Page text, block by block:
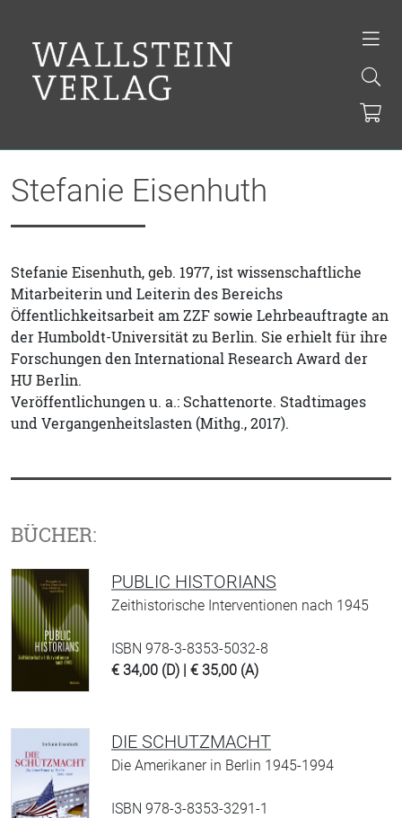
Stefanie Eisenhuth
Stefanie Eisenhuth, geb. 1977, ist wissenschaftliche
Mitarbeiterin und Leiterin des Bereichs
Öffentlichkeitsarbeit am ZZF sowie Lehrbeauftragte an
der Humboldt-Universität zu Berlin. Sie erhielt für ihre
Forschungen den International Research Award der
HU Berlin.
Veröffentlichungen u. a.: Schattenorte. Stadtimages
und Vergangenheitslasten (Mithg., 2017).
BÜCHER:
PUBLIC HISTORIANS
Zeithistorische Interventionen nach 1945
ISBN 978-3-8353-5032-8
€ 34,00 (D) | € 35,00 (A)
DIE SCHUTZMACHT
Die Amerikaner in Berlin 1945-1994
ISBN 978-3-8353-3291-1